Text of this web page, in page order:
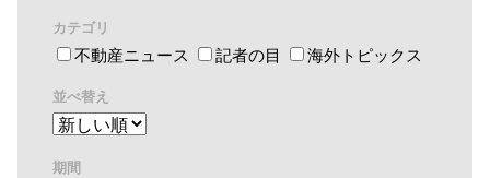
カテゴリ
不動産ニュース 記者の目 海外トピックス
並べ替え
期間